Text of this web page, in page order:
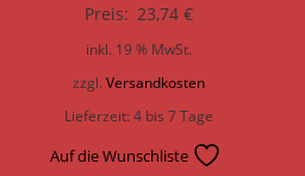
Preis: 23,74€
inkl. 19 % MwSt.
zzgl.Versandkosten
Lieferzeit:4 bis 7 Tage
Auf die Wunschliste